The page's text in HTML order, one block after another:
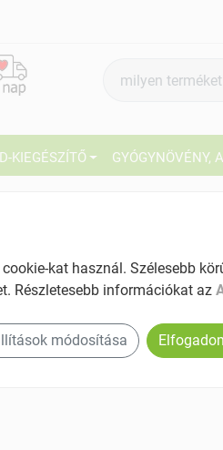
keresés
KIEGÉSZÍTŐ GYÓGYNÖVÉNY,
40 db
4.7 (3)
kat használ. Szélesebb
Részletesebb információkat az
módosítása